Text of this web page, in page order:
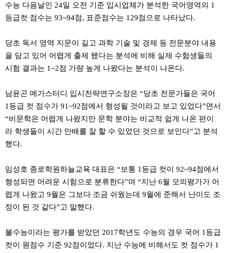
수능 다음날인 24일 오전 기준 입시업체가 분석한 국어영역의 1
등급컷 점수는 93~94점, 표준점수는 129점으로 나타났다.
당초 독서 영역 지문이 길고 과학 기술 및 경제 등 전문분야 내용
을 담고 있어 어렵게 출제 됐다는 분석에 비해 실제 수험생들의
시험 결과는 1~2점 가량 높게 나왔다는 분석이 나온다.
남윤곤 메가스터디 입시전략연구소장은 “당초 전문가들은 국어
1등급 컷 점수가 91~92점에서 형성될 것이라고 보고 있었다”면서
“비문학은 어렵게 나왔지만 문학 분야는 비교적 쉽게 나온 편이
라 학생들이 시간 안배를 잘 할 수 있었던 것으로 보인다”고 분석
했다.
임성호 종로학원하늘교육 대표은 “보통 1등급 컷이 92~94점에서
형성되면 어려운 시험으로 분류한다”며 “지난 6월 모의평가가 어
렵게 나왔고 9월은 그보다 조금 쉬웠는데 9월에 준해서 난이도 조
정이 된 것 같다”고 말했다.
불수능이라는 평가를 받았던 2017학년도 수능의 경우 국어 1등급
컷이 원점수 기준 92점이었다. 지난 수능에 비해서도 컷 점수가 1